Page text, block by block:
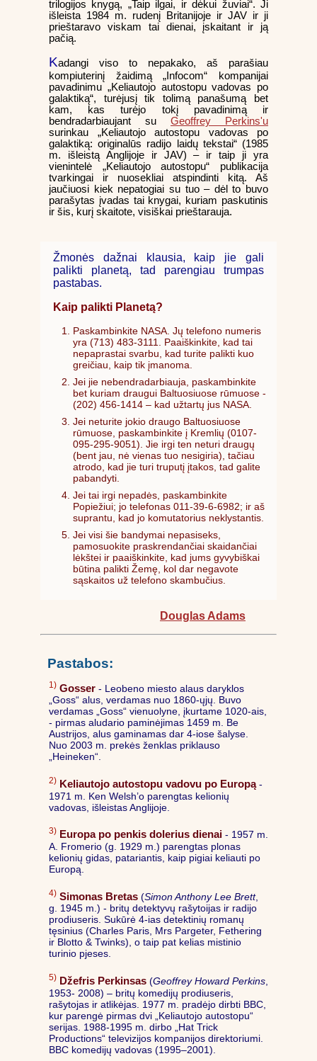
trilogijos knygą, „Taip ilgai, ir dėkui žuviai“. Ji
išleista 1984 m. rudenį Britanijoje ir JAV ir ji
prieštaravo viskam tai dienai, įskaitant ir ją
pačią.
Kadangi viso to nepakako, aš parašiau
kompiuterinį žaidimą „Infocom“ kompanijai
pavadinimu „Keliautojo autostopu vadovas po
galaktiką“, turėjusį tik tolimą panašumą bet
kam, kas turėjo tokį pavadinimą ir
bendradarbiaujant su Geoffrey Perkins'u
surinkau „Keliautojo autostopu vadovas po
galaktiką: originalūs radijo laidų tekstai“ (1985
m. išleistą Anglijoje ir JAV) – ir taip ji yra
vienintelė „Keliautojo autostopu“ publikacija
tvarkingai ir nuosekliai atspindinti kitą. Aš
jaučiuosi kiek nepatogiai su tuo – dėl to buvo
parašytas įvadas tai knygai, kuriam paskutinis
ir šis, kurį skaitote, visiškai prieštarauja.
Žmonės dažnai klausia, kaip jie gali
palikti planetą, tad parengiau trumpas
pastabas.
Kaip palikti Planetą?
Paskambinkite NASA. Jų telefono numeris
yra (713) 483-3111. Paaiškinkite, kad tai
nepaprastai svarbu, kad turite palikti kuo
greičiau, kaip tik įmanoma.
Jei jie nebendradarbiauja, paskambinkite
bet kuriam draugui Baltuosiuose rūmuose -
(202) 456-1414 – kad užtartų jus NASA.
Jei neturite jokio draugo Baltuosiuose
rūmuose, paskambinkite į Kremlių (0107-
095-295-9051). Jie irgi ten neturi draugų
(bent jau, nė vienas tuo nesigiria), tačiau
atrodo, kad jie turi truputį įtakos, tad galite
pabandyti.
Jei tai irgi nepadės, paskambinkite
Popiežiui; jo telefonas 011-39-6-6982; ir aš
suprantu, kad jo komutatorius neklystantis.
Jei visi šie bandymai nepasiseks,
pamosuokite praskrendančiai skaidančiai
lėkštei ir paaiškinkite, kad jums gyvybiškai
būtina palikti Žemę, kol dar negavote
sąskaitos už telefono skambučius.
Douglas Adams
Pastabos:
1) Gosser - Leobeno miesto alaus daryklos
„Goss“ alus, verdamas nuo 1860-ųjų. Buvo
verdamas „Goss“ vienuolyne, įkurtame 1020-ais,
- pirmas aludario paminėjimas 1459 m. Be
Austrijos, alus gaminamas dar 4-iose šalyse.
Nuo 2003 m. prekės ženklas priklauso
„Heineken“.
2) Keliautojo autostopu vadovu po Europą-
1971 m. Ken Welsh’o parengtas kelionių
vadovas, išleistas Anglijoje.
3) Europa po penkis dolerius dienai - 1957 m.
A. Fromerio (g. 1929 m.) parengtas plonas
kelionių gidas, patariantis, kaip pigiai keliauti po
Europą.
4) Simonas Bretas (Simon Anthony Lee Brett,
g. 1945 m.) - britų detektyvų rašytoijas ir radijo
prodiuseris. Sukūrė 4-ias detektinių romanų
tęsinius (Charles Paris, Mrs Pargeter, Fethering
ir Blotto & Twinks), o taip pat kelias mistinio
turinio pjeses.
5) Džefris Perkinsas (Geoffrey Howard Perkins
1953- 2008) – britų komedijų prodiuseris,
rašytojas ir atlikėjas. 1977 m. pradėjo dirbti BBC,
kur parengė pirmas dvi „Keliautojo autostopu“
serijas. 1988-1995 m. dirbo „Hat Trick
Productions“ televizijos kompanijos direktoriumi.
BBC komedijų vadovas (1995–2001).